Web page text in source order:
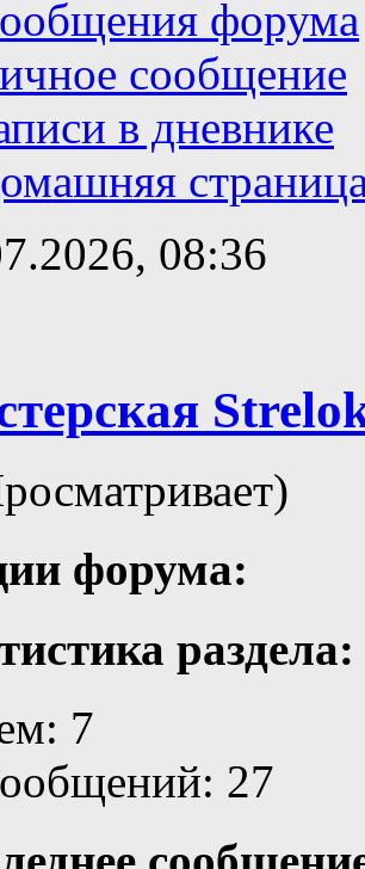
форума
сообщение
в дневнике
08:36
форума:
раздела:
7
27